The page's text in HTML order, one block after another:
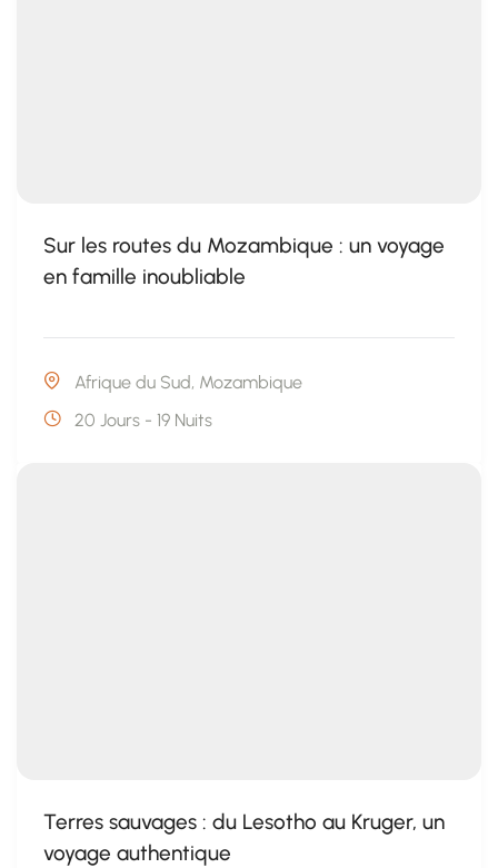
Sur les routes du Mozambique : un voyage
en famille inoubliable
Afrique du Sud, Mozambique
20 Jours - 19 Nuits
Terres sauvages : du Lesotho au Kruger, un
voyage authentique